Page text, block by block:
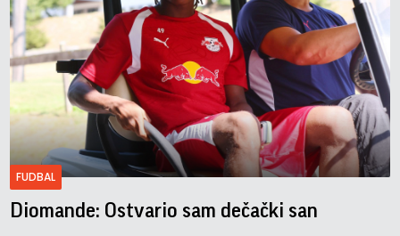
FUDBAL
Diomande: Ostvario sam dečački san